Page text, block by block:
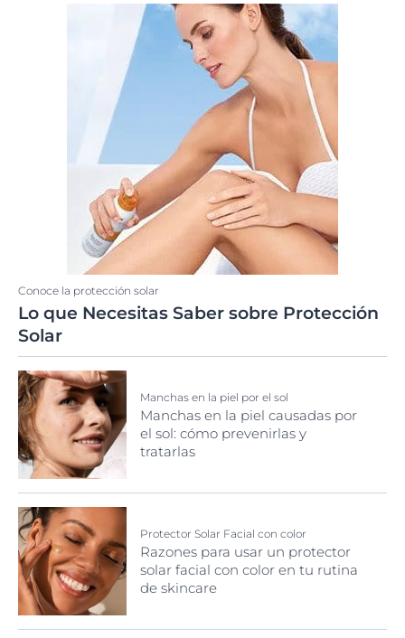
Conoce la protección solar
Lo que Necesitas Saber sobre Protección
Solar
Manchas en la piel por el sol
Manchas en la piel causadas por
el sol: cómo prevenirlas y
tratarlas
Protector Solar Facial con color
Razones para usar un protector
solar facial con color en tu rutina
de skincare